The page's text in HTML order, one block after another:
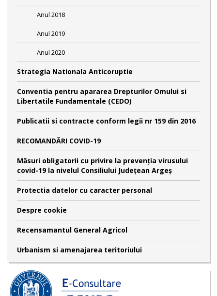
Anul 2018
Anul 2019
Anul 2020
Strategia Nationala Anticoruptie
Conventia pentru apararea Drepturilor Omului si
Libertatile Fundamentale (CEDO)
Publicatii si contracte conform legii nr 159 din 2016
RECOMANDĂRI COVID-19
Măsuri obligatorii cu privire la prevenția virusului
covid-19 la nivelul Consiliului Județean Argeș
Protectia datelor cu caracter personal
Despre cookie
Recensamantul General Agricol
Urbanism si amenajarea teritoriului